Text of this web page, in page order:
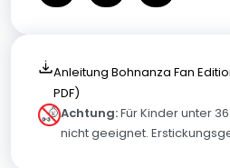
Anleitung Bohnanza Fan
PDF)
Achtung:Für Kinder unter
nicht geeignet.